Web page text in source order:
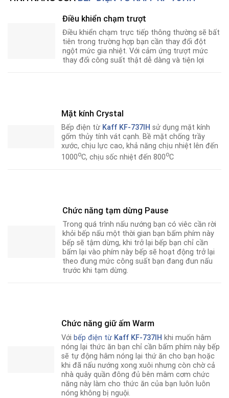
Điều khiển chạm trượt
Điều khiển chạm trực tiếp thông thường sẽ bất
tiên trong trường hợp bạn cần thay đổi đột
ngột mức gia nhiệt. Với cảm ứng trượt mức
thay đổi công suất thật dễ dàng và tiện lợi
Mặt kính Crystal
Bếp điện từ Kaff KF-737IH sử dụng mặt kính
gốm thủy tính vát cạnh. Bề mặt chống trầy
xước, chịu lực cao, khả năng chịu nhiệt lên đến
1000oC, chịu sốc nhiệt đến 800oC
Chức năng tạm dừng Pause
Trong quá trình nấu nướng bạn có viêc cần rời
khỏi bếp nấu một thời gian bạn bấm phím này
bếp sẽ tậm dừng, khi trở lại bếp bạn chỉ cần
bấm lại vào phím này bếp sẽ hoạt động trở lại
theo đung mức công suất bạn đang đun nấu
trước khi tạm dừng.
Chức năng giữ ấm Warm
Với bếp điện từ Kaff KF-737IH khi muốn hâm
nóng lại thức ăn bạn chỉ cần bấm phím này bếp
sẽ tự động hâm nóng lại thứ ăn cho bạn hoặc
khi đã nấu nướng xong xuôi nhưng còn chờ cả
nhà quây quần đông đủ bên mâm cơm chức
năng này làm cho thức ăn của bạn luôn luôn
nóng không bị nguội.